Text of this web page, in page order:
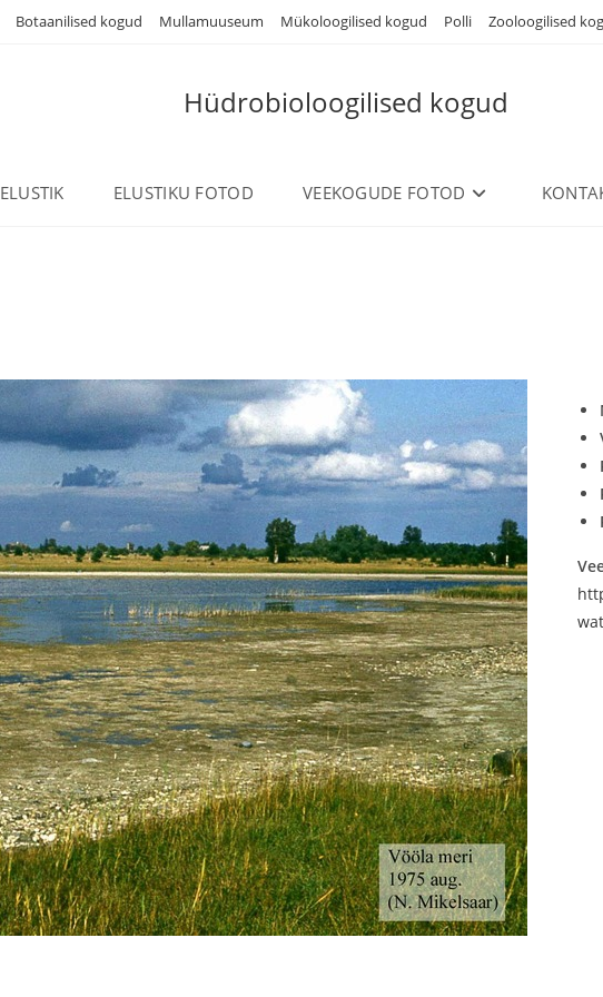
Botaanilised kogud Mullamuuseum Mükoloogilised kogud Polli Zooloogilised
Hüdrobioloogilised kogud
ELUSTIK ELUSTIKU FOTOD VEEKOGUDE FOTOD